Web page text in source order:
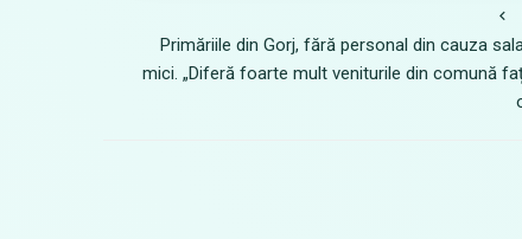
Primăriile din Gorj, fără personal din cauza
mici. „Diferă foarte mult veniturile din comună